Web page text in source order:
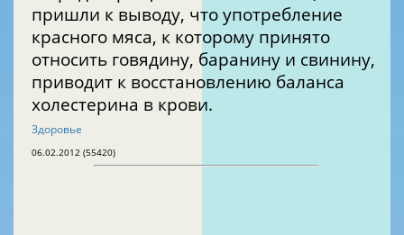
пришли к выводу, что употребление
красного мяса, к которому принято
относить говядину, баранину и свинину,
приводит к восстановлению баланса
холестерина в крови.
Здоровье
06.02.2012 (55420)